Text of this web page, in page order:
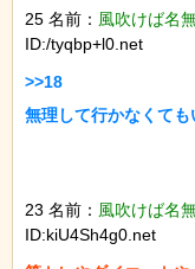
25 名前： 風吹けば名
ID:/tyqbp+l0.net
>>18
無理して行かなくて
23 名前： 風吹けば名
ID:kiU4Sh4g0.net